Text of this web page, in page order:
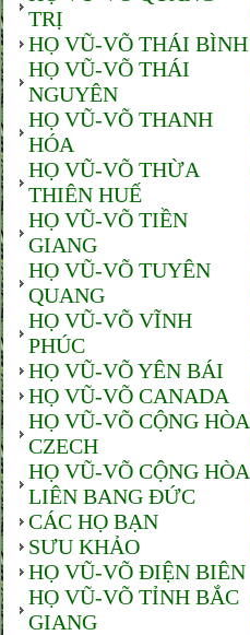
TRỊ
HỌ VŨ-VÕ THÁI BÌNH
HỌ VŨ-VÕ THÁI
NGUYÊN
HỌ VŨ-VÕ THANH
HÓA
HỌ VŨ-VÕ THỪA
THIÊN HUẾ
HỌ VŨ-VÕ TIỀN
GIANG
HỌ VŨ-VÕ TUYÊN
QUANG
HỌ VŨ-VÕ VĨNH
PHÚC
HỌ VŨ-VÕ YÊN BÁI
HỌ VŨ-VÕ CANADA
HỌ VŨ-VÕ CỘNG HÒA
CZECH
HỌ VŨ-VÕ CỘNG HÒA
LIÊN BANG ĐỨC
CÁC HỌ BẠN
SƯU KHẢO
HỌ VŨ-VÕ ĐIỆN BIÊN
HỌ VŨ-VÕ TỈNH BẮC
GIANG